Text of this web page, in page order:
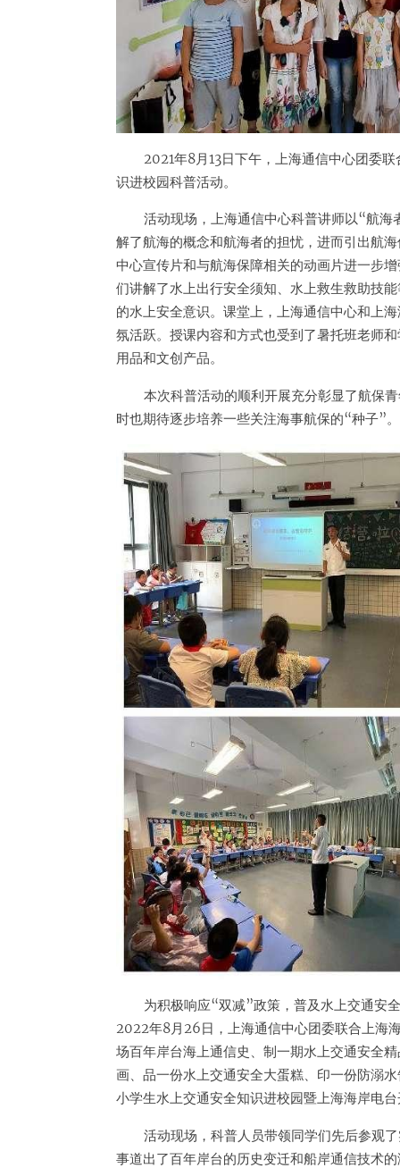
2021年8月13日下午，上海通信中心团委
识进校园科普活动。
活动现场，上海通信中心科普讲师以“航
解了航海的概念和航海者的担忧，进而引出航
中心宣传片和与航海保障相关的动画片进一步
们讲解了水上出行安全须知、水上救生救助技
的水上安全意识。课堂上，上海通信中心和上
氛活跃。授课内容和方式也受到了暑托班老师
用品和文创产品。
本次科普活动的顺利开展充分彰显了航保
时也期待逐步培养一些关注海事航保的“种子”。
为积极响应“双减”政策，普及水上交通安
2022年8月26日，上海通信中心团委联合上海
场百年岸台海上通信史、制一期水上交通安全
画、品一份水上交通安全大蛋糕、印一份防溺
小学生水上交通安全知识进校园暨上海海岸电
活动现场，科普人员带领同学们先后参观
事道出了百年岸台的历史变迁和船岸通信技术